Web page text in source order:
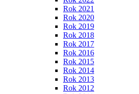
Rok 2021
Rok 2020
Rok 2019
Rok 2018
Rok 2017
Rok 2016
Rok 2015
Rok 2014
Rok 2013
Rok 2012